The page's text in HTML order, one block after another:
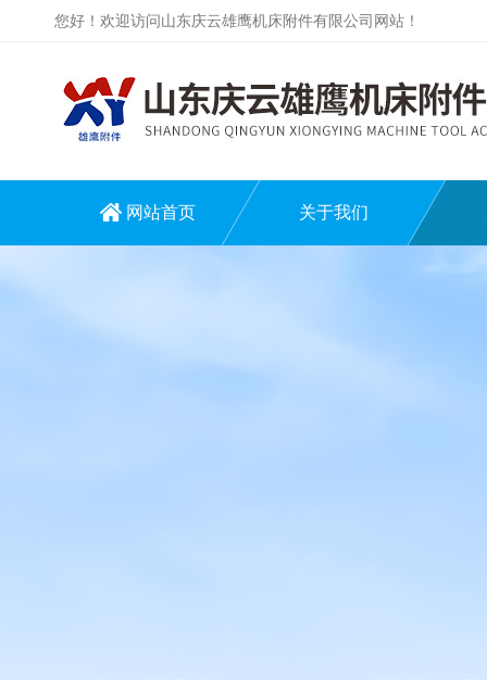
您好！欢迎访问山东庆云雄鹰机床附件有限公司网站！
网站首页 关于我们